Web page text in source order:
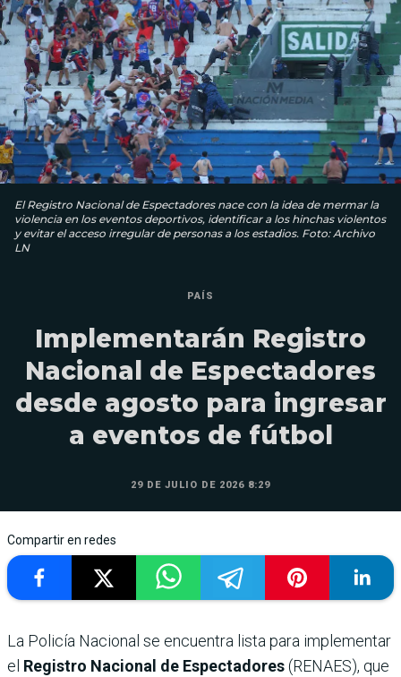
El Registro Nacional de Espectadores nace con la idea de mermar la
violencia en los eventos deportivos, identificar a los hinchas violentos
y evitar el acceso irregular de personas a los estadios. Foto: Archivo
LN
PAÍS
Implementarán Registro
Nacional de Espectadores
desde agosto para ingresar
a eventos de fútbol
29 DE JULIO DE 2026 8:29
Compartir en redes
La Policía Nacional se encuentra lista para implementar
el Registro Nacional de Espectadores(RENAES), que